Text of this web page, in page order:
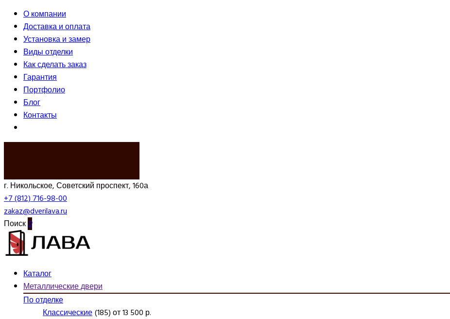
О компании
Доставка и оплата
Установка и замер
Виды отделки
Как сделать заказ
Гарантия
Портфолио
Блог
Контакты
г. Никольское, Советский проспект, 160а
+7 (812) 716-98-00
zakaz@dverilava.ru
Поиск0
Каталог
Металлические двери
По отделке
Классические(185) от 13 500 р.